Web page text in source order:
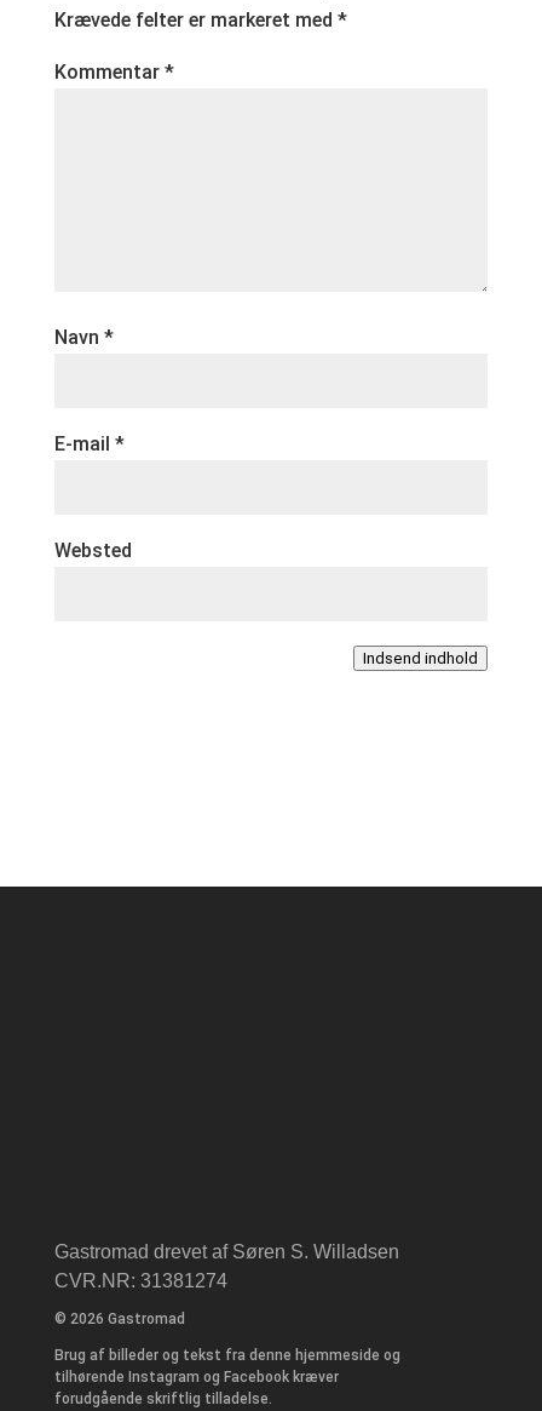
Krævede felter er markeret med *
Kommentar *
Navn *
E-mail *
Websted
Indsend indhold
Gastromad drevet af Søren S. Willadsen
CVR.NR: 31381274
© 2026 Gastromad
Brug af billeder og tekst fra denne hjemmeside og
tilhørende Instagram og Facebook kræver
forudgående skriftlig tilladelse.